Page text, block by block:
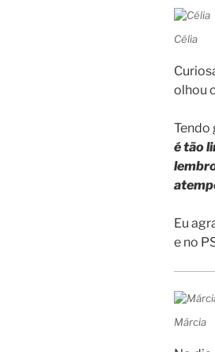
Célia
olhou
Tendo
é tão
Eu
e no
Márcia